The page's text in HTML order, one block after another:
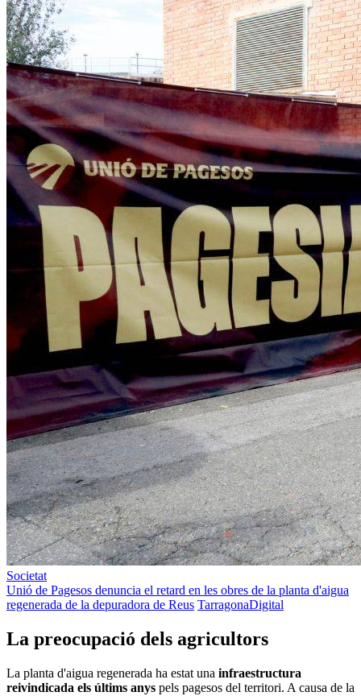
Societat
Unió de Pagesos denuncia el retard en les obres de la planta d'aigua
regenerada de la depuradora de Reus TarragonaDigital
La preocupació dels agricultors
La planta d'aigua regenerada ha estat una infraestructura
reivindicada els últims anys pels pagesos del territori. A causa de la